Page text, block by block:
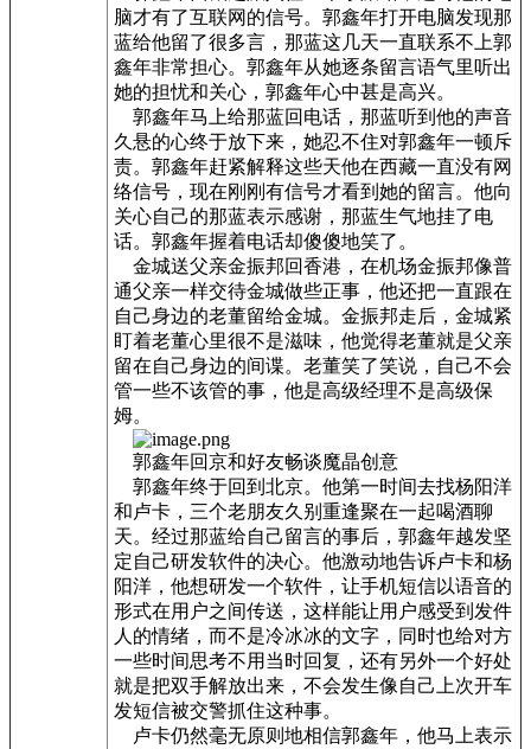
脑才有了互联网的信号。郭鑫年打开电脑发现那
蓝给他留了很多言，那蓝这几天一直联系不上郭
鑫年非常担心。郭鑫年从她逐条留言语气里听出
她的担忧和关心，郭鑫年心中甚是高兴。
郭鑫年马上给那蓝回电话，那蓝听到他的声音
久悬的心终于放下来，她忍不住对郭鑫年一顿斥
责。郭鑫年赶紧解释这些天他在西藏一直没有网
络信号，现在刚刚有信号才看到她的留言。他向
关心自己的那蓝表示感谢，那蓝生气地挂了电
话。郭鑫年握着电话却傻傻地笑了。
金城送父亲金振邦回香港，在机场金振邦像普
通父亲一样交待金城做些正事，他还把一直跟在
自己身边的老董留给金城。金振邦走后，金城紧
盯着老董心里很不是滋味，他觉得老董就是父亲
留在自己身边的间谍。老董笑了笑说，自己不会
管一些不该管的事，他是高级经理不是高级保
姆。
郭鑫年回京和好友畅谈魔晶创意
郭鑫年终于回到北京。他第一时间去找杨阳洋
和卢卡，三个老朋友久别重逢聚在一起喝酒聊
天。经过那蓝给自己留言的事后，郭鑫年越发坚
定自己研发软件的决心。他激动地告诉卢卡和杨
阳洋，他想研发一个软件，让手机短信以语音的
形式在用户之间传送，这样能让用户感受到发件
人的情绪，而不是冷冰冰的文字，同时也给对方
一些时间思考不用当时回复，还有另外一个好处
就是把双手解放出来，不会发生像自己上次开车
发短信被交警抓住这种事。
卢卡仍然毫无原则地相信郭鑫年，他马上表示